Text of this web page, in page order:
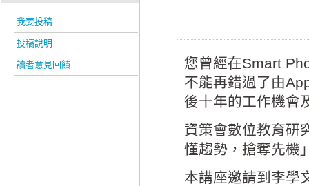
我要投稿
投稿說明
讀者意見回饋
您曾經在Smart
不能再錯過了由
後十年的工作機會
資策會數位教育研
懂趨勢，搶奪先機
本講座邀請到李學